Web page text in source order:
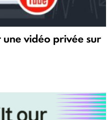
vidéo privée sur